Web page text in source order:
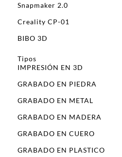
Snapmaker 2.0
Creality CP-01
BIBO 3D
Tipos
IMPRESIÓN EN 3D
GRABADO EN PIEDRA
GRABADO EN METAL
GRABADO EN MADERA
GRABADO EN CUERO
GRABADO EN PLASTICO